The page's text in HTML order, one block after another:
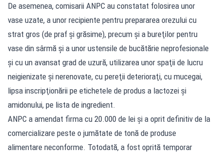
De asemenea, comisarii ANPC au constatat folosirea unor
vase uzate, a unor recipiente pentru prepararea orezului cu
strat gros (de praf şi grăsime), precum şi a bureţilor pentru
vase din sârmă şi a unor ustensile de bucătărie neprofesionale
şi cu un avansat grad de uzură, utilizarea unor spaţii de lucru
neigienizate şi nerenovate, cu pereţii deterioraţi, cu mucegai,
lipsa inscripţionării pe etichetele de produs a lactozei şi
amidonului, pe lista de ingredient.
ANPC a amendat firma cu 20.000 de lei şi a oprit definitiv de la
comercializare peste o jumătate de tonă de produse
alimentare neconforme. Totodată, a fost oprită temporar